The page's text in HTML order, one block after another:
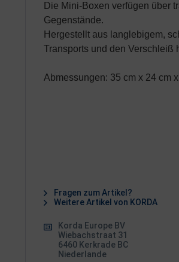
Die Mini-Boxen verfügen über
Gegenstände.
Hergestellt aus langlebigem,
Transports und den Verschleiß
Abmessungen: 35 cm x 24 cm
Fragen zum Artikel?
Weitere Artikel von KORDA
Korda Europe BV
Wiebachstraat 31
6460 Kerkrade BC
Niederlande